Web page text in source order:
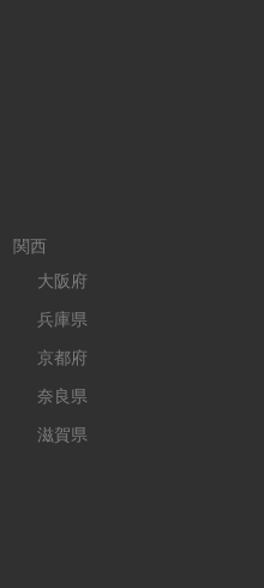
関西
大阪府
兵庫県
京都府
奈良県
滋賀県